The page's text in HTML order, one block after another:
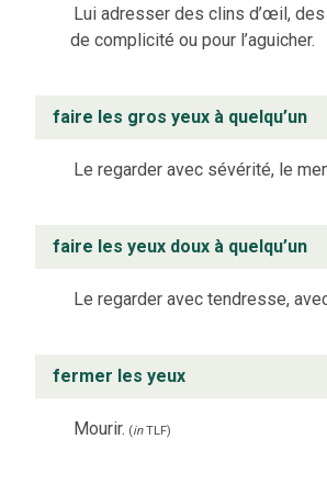
Lui adresser des clins d’œil,
de complicité ou pour l’aguicher.
faire les gros yeux à quelqu’un
Le regarder avec sévérité, le
faire les yeux doux à quelqu’un
Le regarder avec tendresse,
fermer les yeux
Mourir. (inTLF)